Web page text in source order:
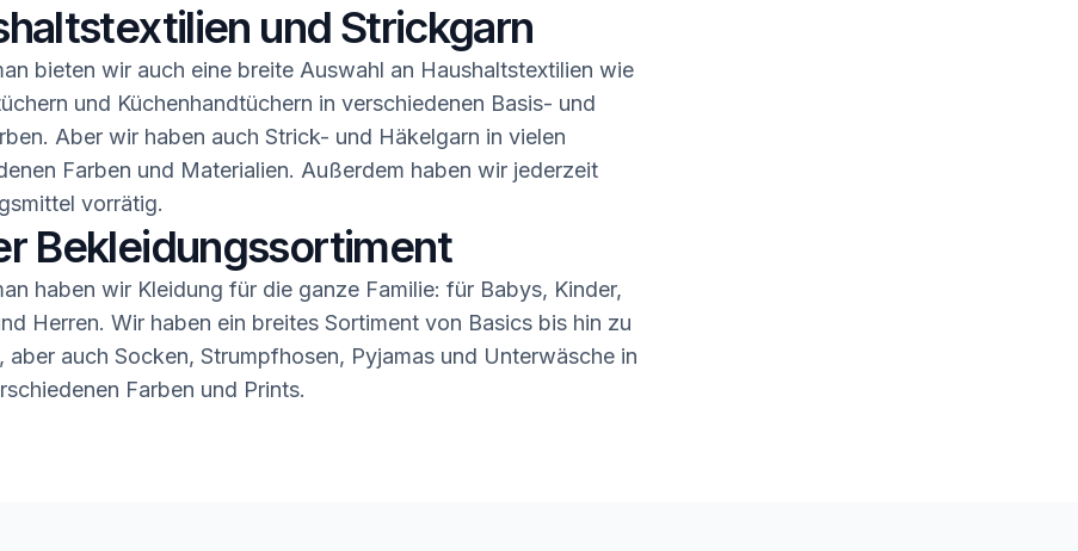
und Strickgarn
bieten wir auch eine breite Auswahl an Haushaltstextilien wie
und Küchenhandtüchern in verschiedenen Basis- und
Aber wir haben auch Strick- und Häkelgarn in vielen
Farben und Materialien. Außerdem haben wir jederzeit
vorrätig.
Bekleidungssortiment
haben wir Kleidung für die ganze Familie: für Babys, Kinder,
Herren. Wir haben ein breites Sortiment von Basics bis hin zu
aber auch Socken, Strumpfhosen, Pyjamas und Unterwäsche in
Farben und Prints.